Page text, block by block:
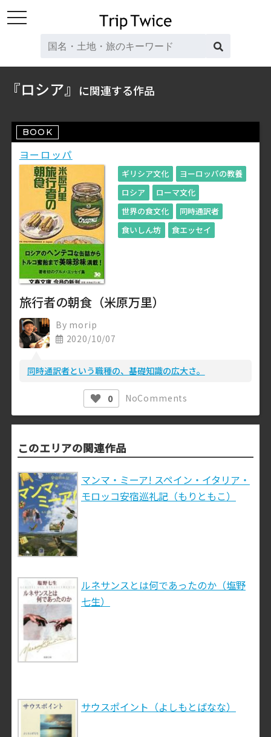
toggle
『ロシア』 に関連する作品
BOOK
ヨーロッパ
ギリシア文化
ヨーロッパの教養
ロシア
ローマ文化
世界の食文化
同時通訳者
食いしん坊
食エッセイ
旅行者の朝食（米原万里）
By morip
2020/10/07
同時通訳者という職種の、基礎知識の広大さ。
0 NoComments
このエリアの関連作品
マンマ・ミーア! スペイン・イタリア・
モロッコ安宿巡礼記（もりともこ）
ルネサンスとは何であったのか（塩野
七生）
サウスポイント（よしもとばなな）